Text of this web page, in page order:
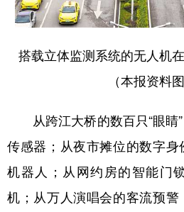
搭载立体监测系统的无人机
（本报资料
从跨江大桥的数百只“眼睛”
传感器；从夜市摊位的数字
机器人；从网约房的智能门
机；从万人演唱会的客流预